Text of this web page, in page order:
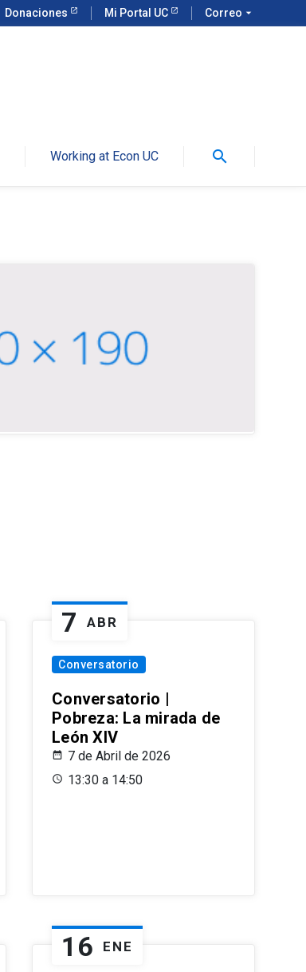
Donaciones Mi Portal UC Correo arrow_drop_down
Working at Econ UC search
7 ABR
Conversatorio
Conversatorio |
Pobreza: La mirada de
León XIV
7 de Abril de 2026
13:30 a 14:50
16 ENE